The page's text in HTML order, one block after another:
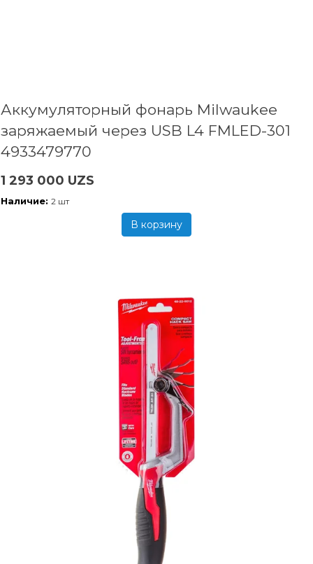
Аккумуляторный фонарь Milwaukee
заряжаемый через USB L4 FMLED-301
4933479770
1 293 000 UZS
Наличие: 2 шт
В корзину